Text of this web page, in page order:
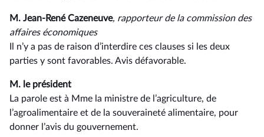
M. Jean-René Cazeneuve, rapporteur de la commission des
affaires économiques
Il n’y a pas de raison d’interdire ces clauses si les deux
parties y sont favorables. Avis défavorable.
M. le président
La parole est à Mme la ministre de l’agriculture, de
l’agroalimentaire et de la souveraineté alimentaire, pour
donner l’avis du gouvernement.